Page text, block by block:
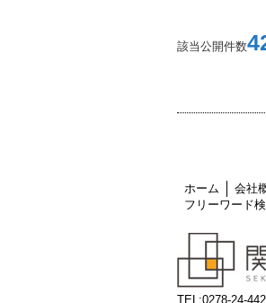
該当公開件数
ホーム 会社
フリーワード
TEL:0278-24-